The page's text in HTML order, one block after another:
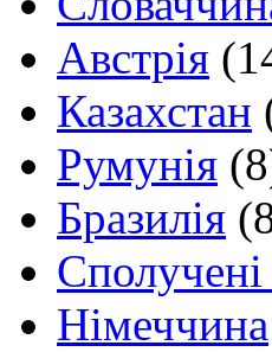
Австрія
Казахстан
Румунія
Бразилія
Німеччина